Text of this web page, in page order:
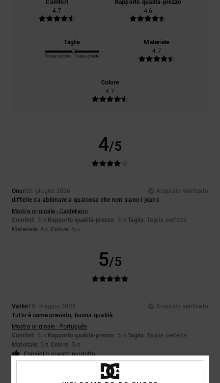
Comfort
4.7
Rapporto qualità-prezzo
4.6
Taglia
Troppo piccolo Troppo grande
Materiale
4.7
Colore
4.7
4/5
Onur30. giugno 2026
Acquisto verificato
difficile da abbinare a qualcosa che non siano i jeans
Mostra originale - Castellano
Comfort: 5/5 Rapporto qualità-prezzo : 5/5 Taglia: Taglia perfetta
Materiale: 4/5 Colore: 5/5
5/5
Vatlin18. maggio 2026
Acquisto verificato
Tutto è come previsto, buona qualità
Mostra originale - Português
Comfort: 5/5 Rapporto qualità-prezzo : 5/5 Taglia: Taglia perfetta
Materiale: 5/5 Colore: 5/5
Consiglio questo prodotto